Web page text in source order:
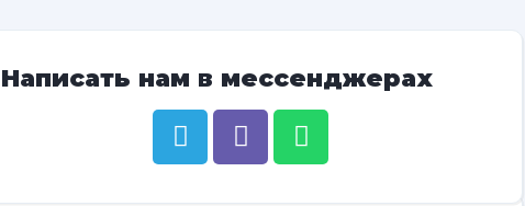
Написать нам в мессенджерах